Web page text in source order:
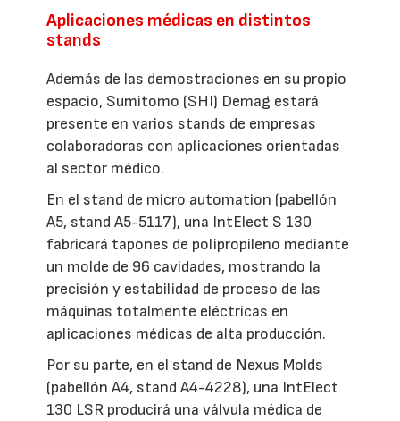
Aplicaciones médicas en distintos
stands
Además de las demostraciones en su propio
espacio, Sumitomo (SHI) Demag estará
presente en varios stands de empresas
colaboradoras con aplicaciones orientadas
al sector médico.
En el stand de micro automation (pabellón
A5, stand A5-5117), una IntElect S 130
fabricará tapones de polipropileno mediante
un molde de 96 cavidades, mostrando la
precisión y estabilidad de proceso de las
máquinas totalmente eléctricas en
aplicaciones médicas de alta producción.
Por su parte, en el stand de Nexus Molds
(pabellón A4, stand A4-4228), una IntElect
130 LSR producirá una válvula médica de